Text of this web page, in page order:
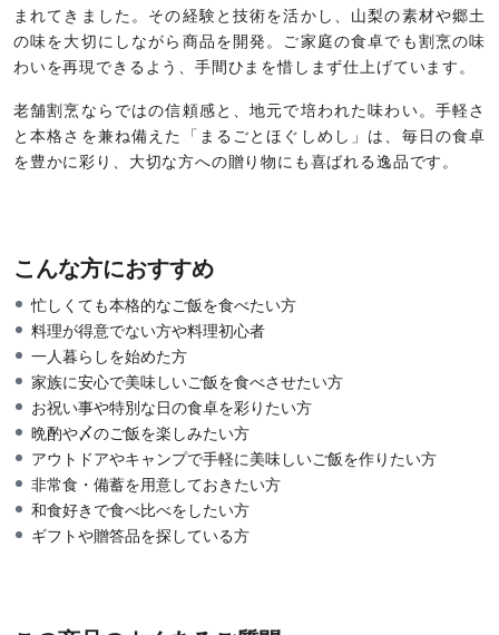
まれてきました。その経験と技術を活かし、山梨の素材や郷土
の味を大切にしながら商品を開発。ご家庭の食卓でも割烹の味
わいを再現できるよう、手間ひまを惜しまず仕上げています。
老舗割烹ならではの信頼感と、地元で培われた味わい。手軽さ
と本格さを兼ね備えた「まるごとほぐしめし」は、毎日の食卓
を豊かに彩り、大切な方への贈り物にも喜ばれる逸品です。
こんな方におすすめ
忙しくても本格的なご飯を食べたい方
料理が得意でない方や料理初心者
一人暮らしを始めた方
家族に安心で美味しいご飯を食べさせたい方
お祝い事や特別な日の食卓を彩りたい方
晩酌や〆のご飯を楽しみたい方
アウトドアやキャンプで手軽に美味しいご飯を作りたい方
非常食・備蓄を用意しておきたい方
和食好きで食べ比べをしたい方
ギフトや贈答品を探している方